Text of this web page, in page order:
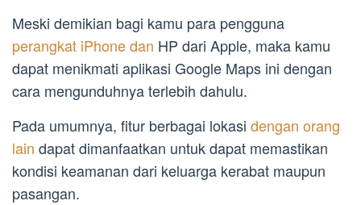
Meski demikian bagi kamu para pengguna
perangkat iPhone dan HP dari Apple, maka kamu
dapat menikmati aplikasi Google Maps ini dengan
cara mengunduhnya terlebih dahulu.
Pada umumnya, fitur berbagai lokasi dengan orang
lain dapat dimanfaatkan untuk dapat memastikan
kondisi keamanan dari keluarga kerabat maupun
pasangan.